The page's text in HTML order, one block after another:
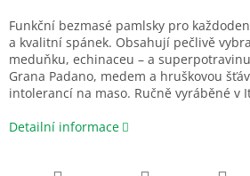
Funkční bezmasé pamlsky pro
a kvalitní spánek. Obsahují pečlivě
meduňku, echinaceu – a
Grana Padano, medem a hruškovou
intolerancí na maso. Ručně vyráběné v
Detailní informace